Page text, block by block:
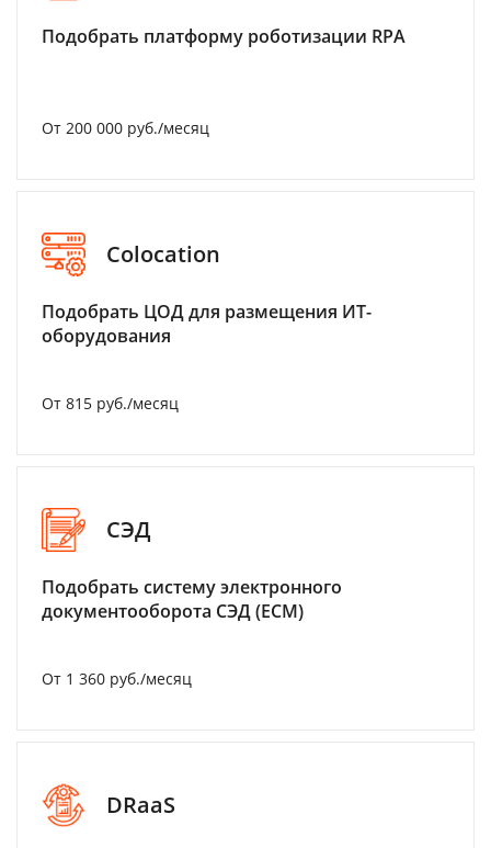
Подобрать платформу роботизации RPA
От 200 000 руб./месяц
Colocation
Подобрать ЦОД для размещения ИТ-
оборудования
От 815 руб./месяц
СЭД
Подобрать систему электронного
документооборота СЭД (ECM)
От 1 360 руб./месяц
DRaaS